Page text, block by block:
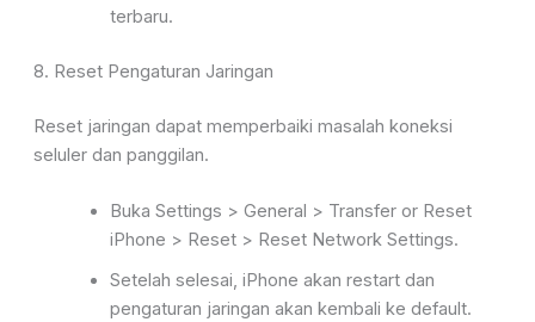
terbaru.
8. Reset Pengaturan Jaringan
Reset jaringan dapat memperbaiki masalah koneksi
seluler dan panggilan.
Buka Settings > General > Transfer or Reset
iPhone > Reset > Reset Network Settings.
Setelah selesai, iPhone akan restart dan
pengaturan jaringan akan kembali ke default.